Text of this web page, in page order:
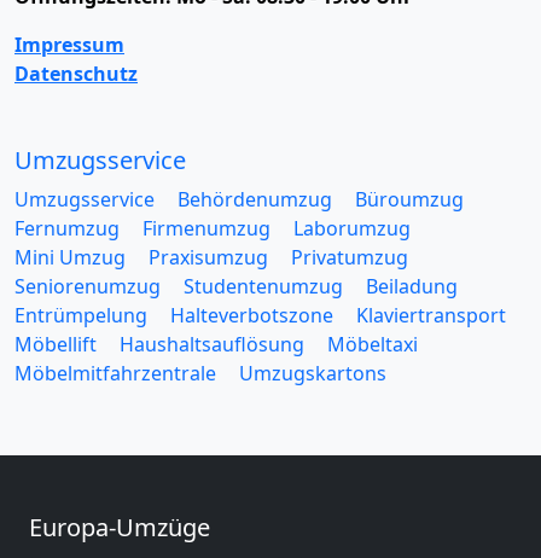
Impressum
Datenschutz
Umzugsservice
Umzugsservice Behördenumzug
Büroumzug
Fernumzug
Firmenumzug
Laborumzug
Mini Umzug
Praxisumzug
Privatumzug
Seniorenumzug
Studentenumzug
Beiladung
Entrümpelung
Halteverbotszone
Klaviertransport
Möbellift
Haushaltsauflösung
Möbeltaxi
Möbelmitfahrzentrale
Umzugskartons
Europa-Umzüge